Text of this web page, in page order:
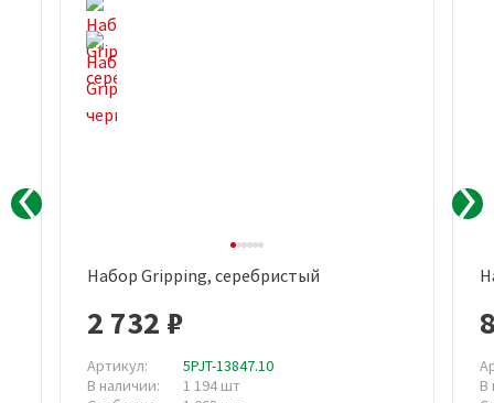
Набор Gripping, серебристый
2 732 ₽
Артикул:
5PJT-13847.10
В наличии:
1 194 шт
В